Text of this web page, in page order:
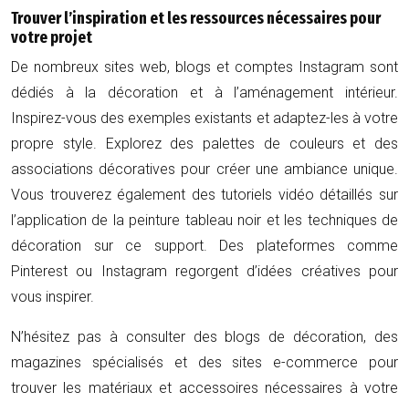
Trouver l’inspiration et les ressources nécessaires pour
votre projet
De nombreux sites web, blogs et comptes Instagram sont
dédiés à la décoration et à l’aménagement intérieur.
Inspirez-vous des exemples existants et adaptez-les à votre
propre style. Explorez des palettes de couleurs et des
associations décoratives pour créer une ambiance unique.
Vous trouverez également des tutoriels vidéo détaillés sur
l’application de la peinture tableau noir et les techniques de
décoration sur ce support. Des plateformes comme
Pinterest ou Instagram regorgent d’idées créatives pour
vous inspirer.
N’hésitez pas à consulter des blogs de décoration, des
magazines spécialisés et des sites e-commerce pour
trouver les matériaux et accessoires nécessaires à votre